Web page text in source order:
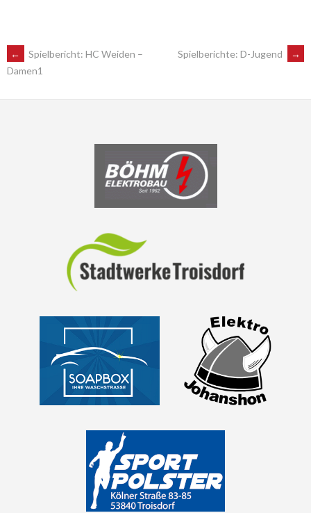
POST
NAVIGATION
←
Spielbericht: HC Weiden –
Damen1
Spielberichte: D-Jugend →